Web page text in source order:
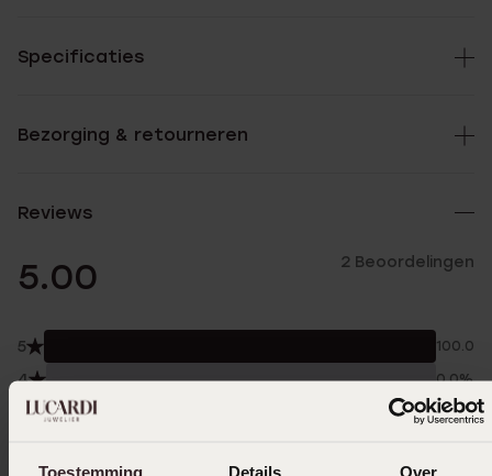
Toestemming Details Over
Specificaties
Bezorging & retourneren
Reviews
5.00 2 Beoordelingen
5 100.0%
4 0.0%
3 0.0%